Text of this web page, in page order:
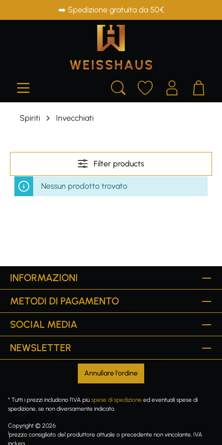
➡️ Spedizione gratuita da 50€
Spiriti Invecchiati
Filter products
Nessun prodotto trovato
INFORMAZIONI
METODI DI PAGAMENTO
SOCIAL MEDIA
NEWSLETTER
Annullare l'ordine
* Tutti i prezzi includono l'IVA più spese di spedizione ed eventuali spese di
spedizione, se non diversamente indicato.
Copyright © 2026
1prezzo consigliato del produttore attuale o precedente non vincolante, IVA
inclusa.